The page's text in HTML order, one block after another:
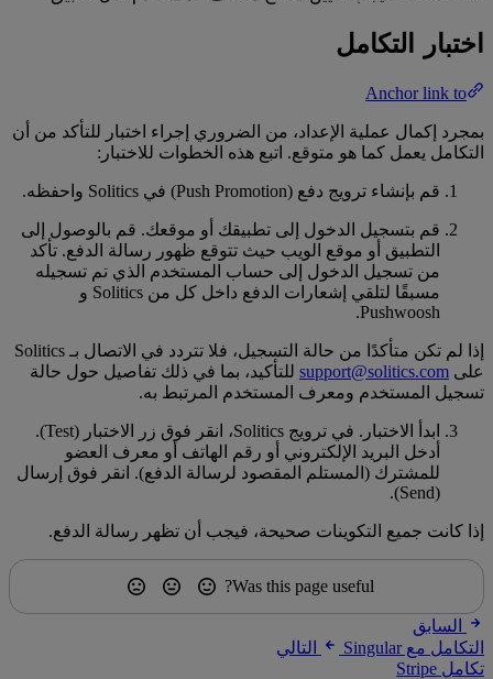
اختبار التكامل
Anchor link to
بمجرد إكمال عملية الإعداد، من الضروري إجراء اختبار للتأكد من أن
التكامل يعمل كما هو متوقع. اتبع هذه الخطوات للاختبار:
قم بإنشاء ترويج دفع (Push Promotion) في Solitics واحفظه.
قم بتسجيل الدخول إلى تطبيقك أو موقعك. قم بالوصول إلى
التطبيق أو موقع الويب حيث تتوقع ظهور رسالة الدفع. تأكد
من تسجيل الدخول إلى حساب المستخدم الذي تم تسجيله
مسبقًا لتلقي إشعارات الدفع داخل كل من Solitics و
Pushwoosh.
إذا لم تكن متأكدًا من حالة التسجيل، فلا تتردد في الاتصال بـ Solitics
على support@solitics.com للتأكيد، بما في ذلك تفاصيل حول حالة
تسجيل المستخدم ومعرف المستخدم المرتبط به.
ابدأ الاختبار. في ترويج Solitics، انقر فوق زر الاختبار (Test).
أدخل البريد الإلكتروني أو رقم الهاتف أو معرف العضو
للمشترك (المستلم المقصود لرسالة الدفع). انقر فوق إرسال
(Send).
إذا كانت جميع التكوينات صحيحة، فيجب أن تظهر رسالة الدفع.
Was this page useful?
السابق
التكامل مع Singular
التالي
تكامل Stripe